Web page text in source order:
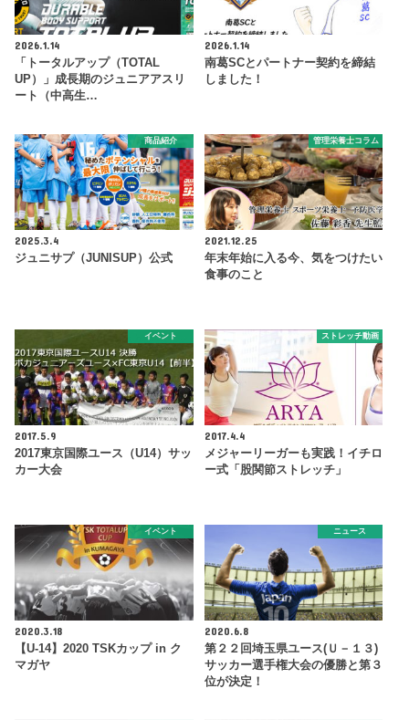
2026.1.14
「トータルアップ（TOTAL
UP）」成長期のジュニアアスリ
ート（中高生…
2026.1.14
南葛SCとパートナー契約を締結
しました！
商品紹介
2025.3.4
ジュニサプ（JUNISUP）公式
管理栄養士コラム
2021.12.25
年末年始に入る今、気をつけたい
食事のこと
イベント
2017.5.9
2017東京国際ユース（U14）サッ
カー大会
ストレッチ動画
2017.4.4
メジャーリーガーも実践！イチロ
ー式「股関節ストレッチ」
イベント
2020.3.18
【U-14】2020 TSKカップ in ク
マガヤ
ニュース
2020.6.8
第２２回埼玉県ユース(Ｕ－１３)
サッカー選手権大会の優勝と第３
位が決定！